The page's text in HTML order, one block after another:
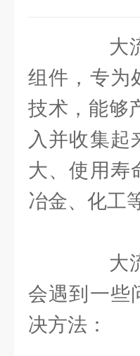
大流
组件，专为
技术，能够
入并收集起
大、使用寿
冶金、化工
大流
会遇到一些
决方法：